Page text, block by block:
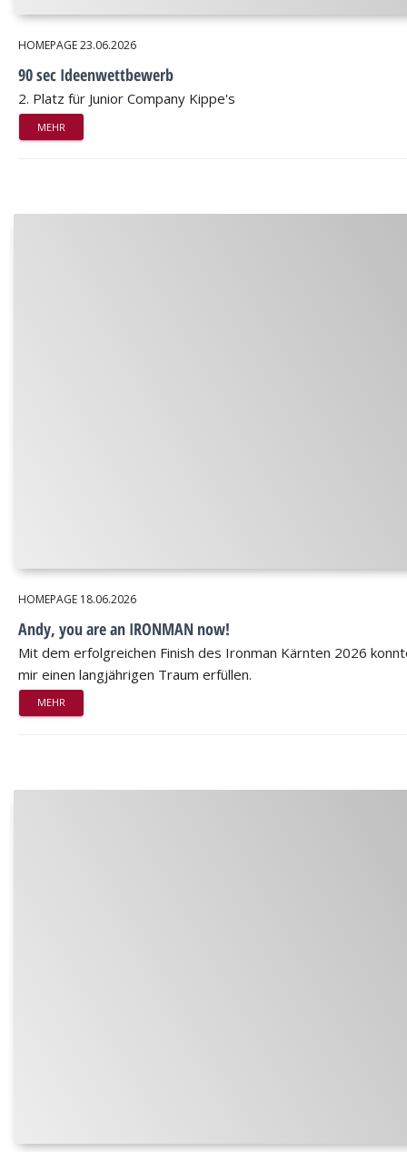
HOMEPAGE23.06.2026
90 sec Ideenwettbewerb
2. Platz für Junior Company Kippe's
MEHR
HOMEPAGE 18.06.2026
Andy, you are an IRONMAN now!
Mit dem erfolgreichen Finish des Ironman Kärnten 2026
mir einen langjährigen Traum erfüllen.
MEHR